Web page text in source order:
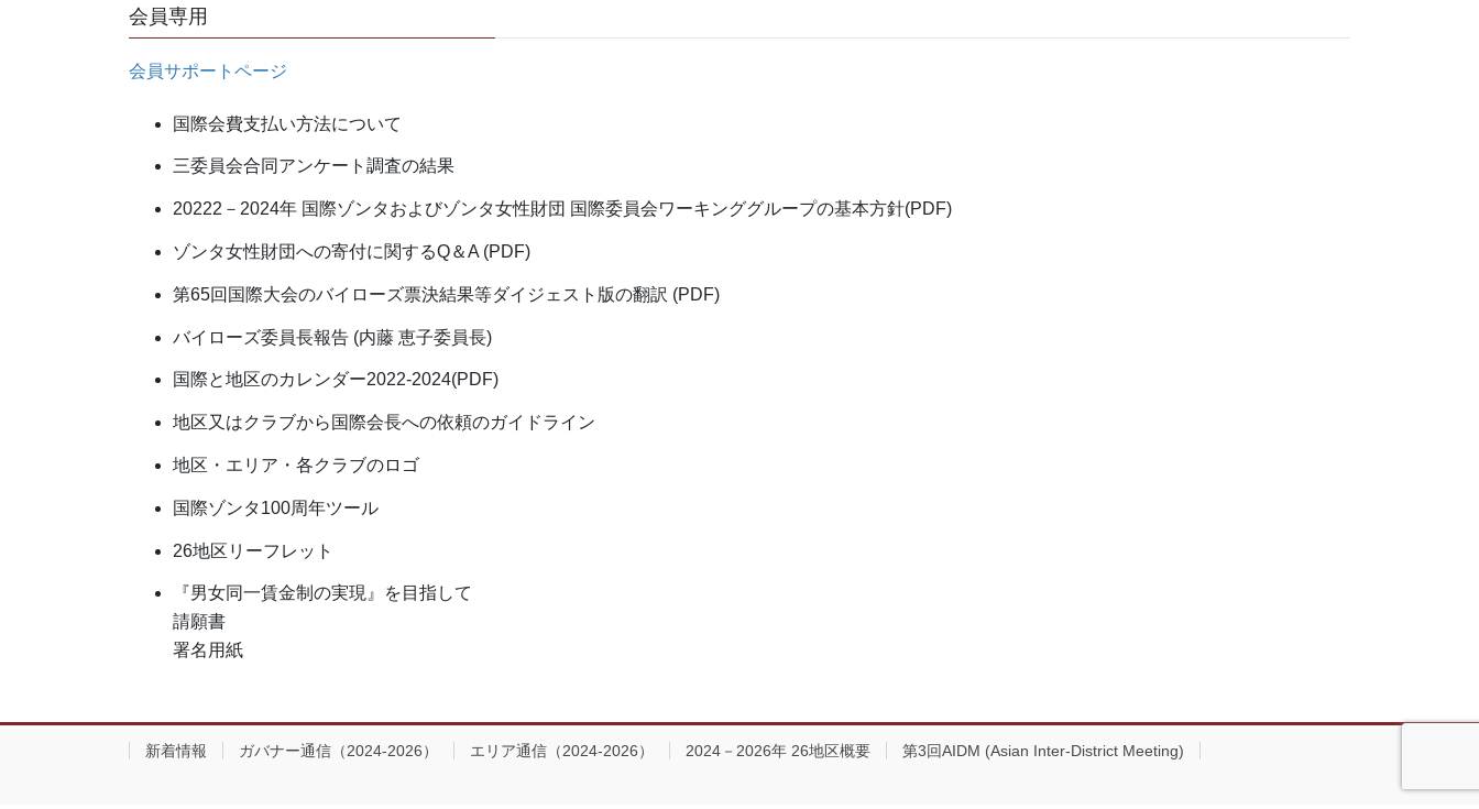
会員専用
会員サポートページ
国際会費支払い方法について
三委員会合同アンケート調査の結果
20222－2024年 国際ゾンタおよびゾンタ女性財団 国際委員会ワーキンググループの基本方針(PDF)
ゾンタ女性財団への寄付に関するQ＆A (PDF)
第65回国際大会のバイローズ票決結果等ダイジェスト版の翻訳 (PDF)
バイローズ委員長報告 (内藤 恵子委員長)
国際と地区のカレンダー2022-2024(PDF)
地区又はクラブから国際会長への依頼のガイドライン
地区・エリア・各クラブのロゴ
国際ゾンタ100周年ツール
26地区リーフレット
『男女同一賃金制の実現』を目指して
請願書
署名用紙
新着情報 ガバナー通信（2024-2026） エリア通信（2024-2026） 2024－2026年 26地区概要 第3回AIDM (Asian Inter-District Meeting)